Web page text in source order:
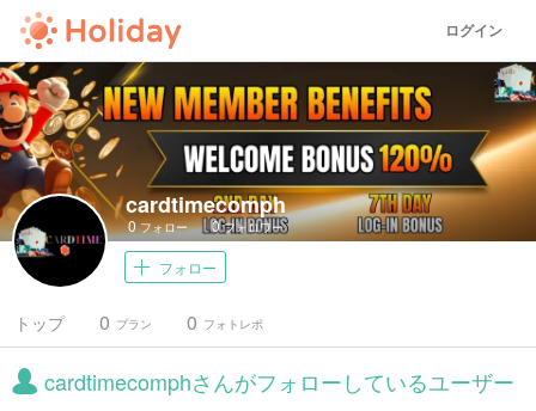
ログイン
cardtimecomph
0フォロー 0フォロワー
フォロー
トップ プラン
0 フォトレポ
0
cardtimecomphさんがフォローしているユーザー